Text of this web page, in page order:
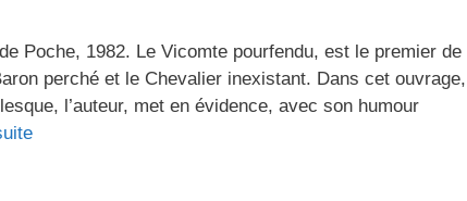
Poche, 1982. Le Vicomte pourfendu, est le premier de
perché et le Chevalier inexistant. Dans cet ouvrage,
l’auteur, met en évidence, avec son humour